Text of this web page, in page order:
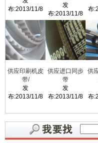
布:2013/11/8
发
布:2013/11/8
布
供应印刷机皮
带/
发
布:2013/11/8
供应进口同步
带
发
布:2013/11/8
供
布